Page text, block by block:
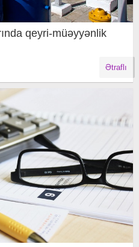
qeyri-müəyyənlik
Ətraflı